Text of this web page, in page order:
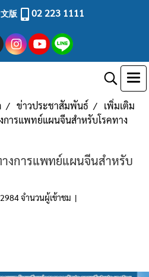
版 02 223 1111
ข่าวประชาสัมพันธ์
เพิ่มเติม
การแพทย์แผนจีนสำหรับโรคทาง
างการแพทย์แผนจีนสำหรับ
2984 จำนวนผู้เข้าชม |